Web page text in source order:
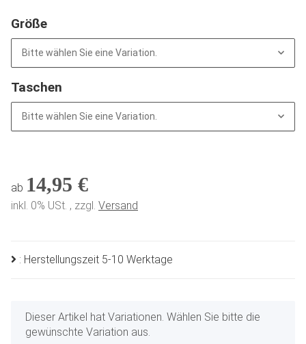
Größe
Bitte wählen Sie eine Variation.
Taschen
Bitte wählen Sie eine Variation.
ab 14,95 €
inkl. 0% USt. , zzgl. Versand
: Herstellungszeit 5-10 Werktage
x
Dieser Artikel hat Variationen. Wählen Sie bitte die
gewünschte Variation aus.